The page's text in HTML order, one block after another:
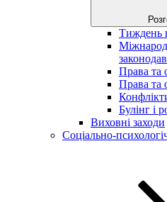
Тиждень
Права та
Права та
Булінг і
Виховні заходи
Соціально-